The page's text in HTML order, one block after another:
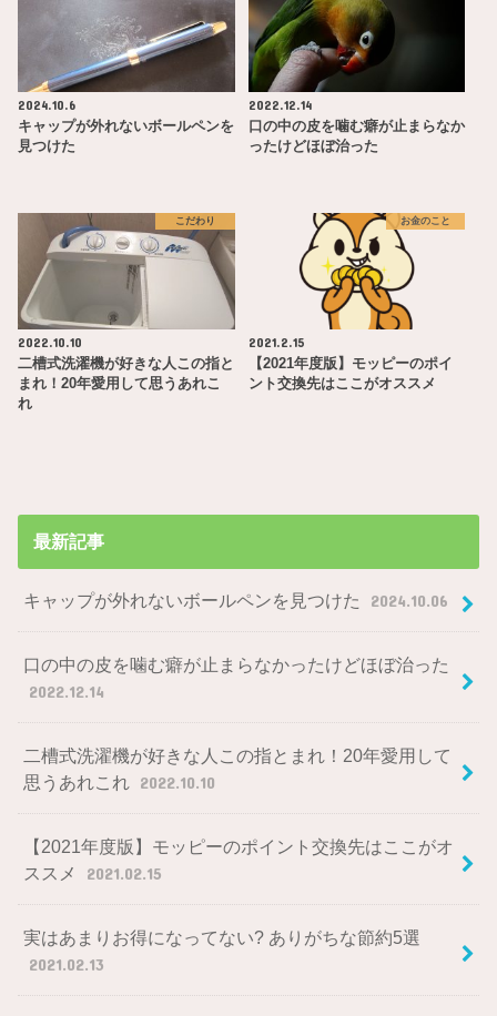
2024.10.6
キャップが外れないボールペンを
見つけた
2022.12.14
口の中の皮を噛む癖が止まらなか
ったけどほぼ治った
こだわり
2022.10.10
二槽式洗濯機が好きな人この指と
まれ！20年愛用して思うあれこ
れ
お金のこと
2021.2.15
【2021年度版】モッピーのポイ
ント交換先はここがオススメ
最新記事
キャップが外れないボールペンを見つけた 2024.10.06
口の中の皮を噛む癖が止まらなかったけどほぼ治った
2022.12.14
二槽式洗濯機が好きな人この指とまれ！20年愛用して
思うあれこれ 2022.10.10
【2021年度版】モッピーのポイント交換先はここがオ
ススメ
2021.02.15
実はあまりお得になってない? ありがちな節約5選
2021.02.13